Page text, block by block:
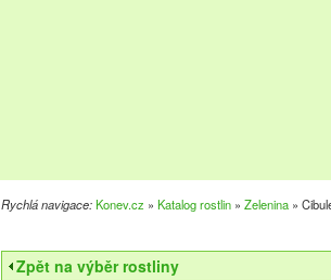
Rychlá navigace:Konev.cz » Katalog rostlin » Zelenina »
Zpět na výběr rostliny